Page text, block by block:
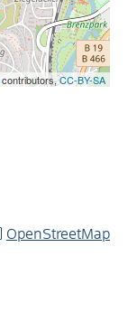
contributors,CC-BY-SA
OpenStreetMap